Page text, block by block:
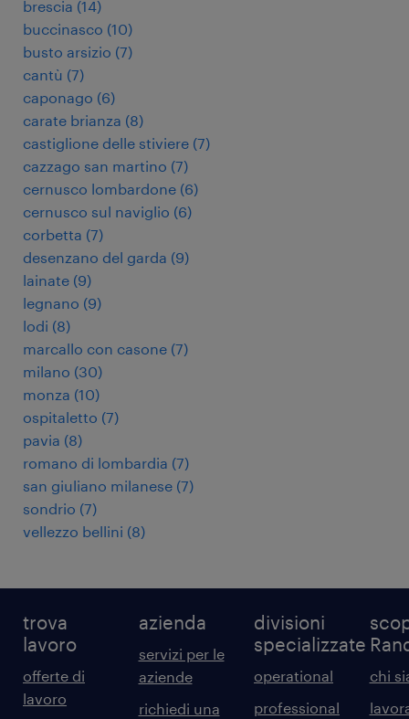
brescia (14)
buccinasco (10)
busto arsizio (7)
cantù (7)
caponago (6)
carate brianza (8)
castiglione delle stiviere (7)
cazzago san martino (7)
cernusco lombardone (6)
cernusco sul naviglio (6)
corbetta (7)
desenzano del garda (9)
lainate (9)
legnano (9)
lodi (8)
marcallo con casone (7)
milano (30)
monza (10)
ospitaletto (7)
pavia (8)
romano di lombardia (7)
san giuliano milanese (7)
sondrio (7)
vellezzo bellini (8)
trova
lavoro
offerte di
lavoro
azienda
servizi per le
aziende
richiedi una
divisioni
specializzate
operational
professional
chi